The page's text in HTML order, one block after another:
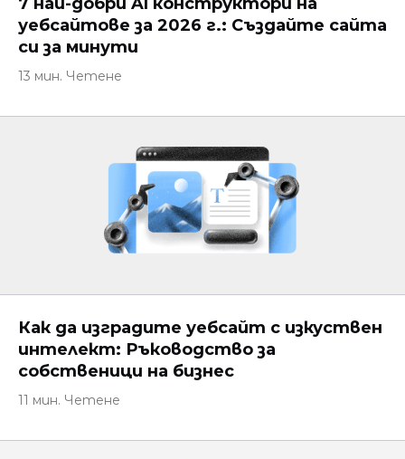
уебсайтове за 2026 г.: Създайте сайта
си за минути
13 мин. Четене
Как да изградите уебсайт с изкуствен
интелект: Ръководство за
собственици на бизнес
11 мин. Четене